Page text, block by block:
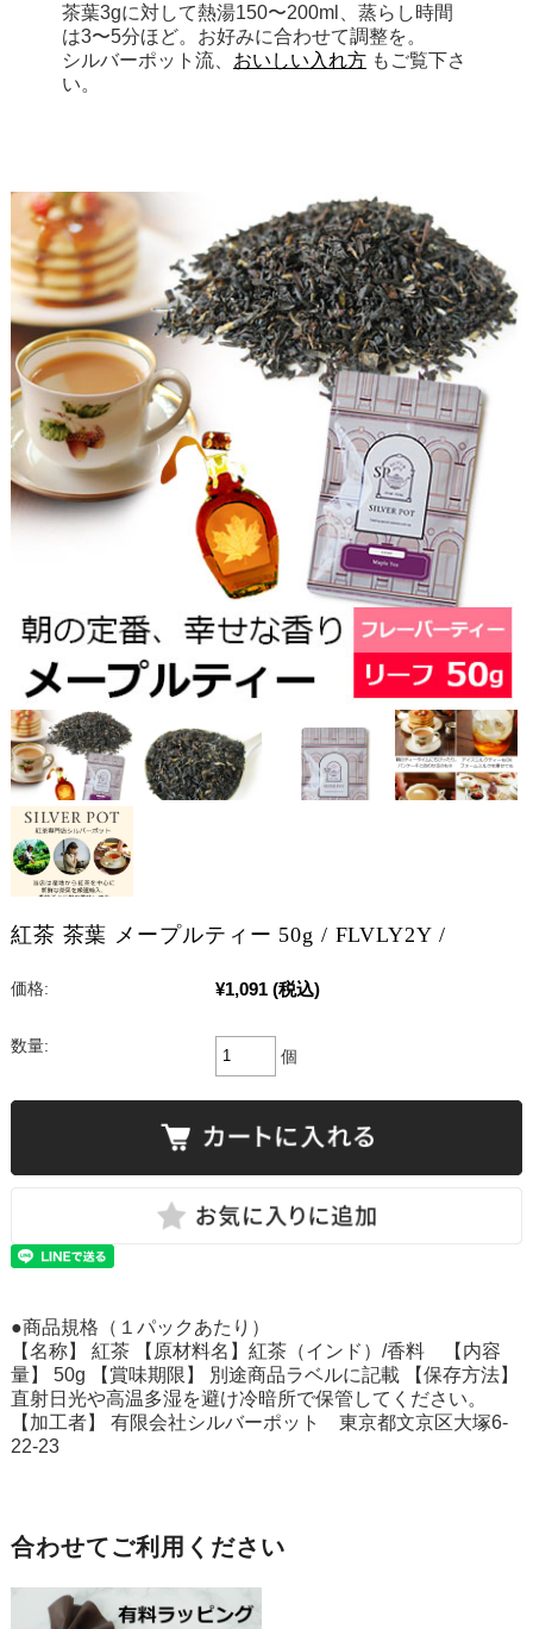
茶葉3gに対して熱湯150〜200ml、蒸らし時間
は3〜5分ほど。お好みに合わせて調整を。
シルバーポット流、 おいしい入れ方もご覧下さ
い。
紅茶 茶葉 メープルティー 50g / FLVLY2Y /
価格: ¥1,091 (税込)
数量:
個
●商品規格（１パックあたり）
【名称】 紅茶 【原材料名】紅茶（インド）/香料 【内容
量】 50g 【賞味期限】 別途商品ラベルに記載 【保存方法】
直射日光や高温多湿を避け冷暗所で保管してください。
【加工者】 有限会社シルバーポット 東京都文京区大塚6-
22-23
合わせてご利用ください